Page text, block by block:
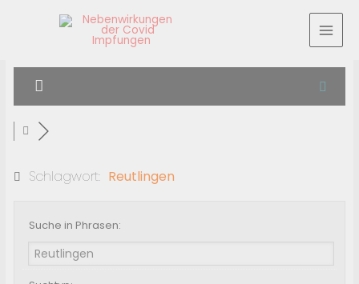
Schlagwort: Reutlingen
Suche in Phrasen: